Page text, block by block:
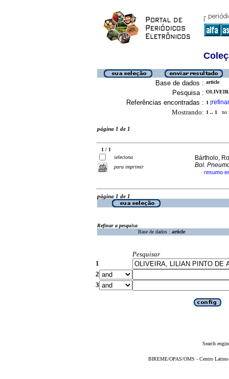
Base de dados : article
Pesquisa :
Referências encontradas : 1 [refinar
Mostrando: 1 .. 1 no
página 1 de 1
1 / 1
seleciona
para imprimir
Bártholo,
Bol.
· resumo
página 1 de 1
Refinar a pesquisa
Base de dados : article
Pesquisar
1
2
3
Search
BIREME/OPAS/OMS - Centro Latino-